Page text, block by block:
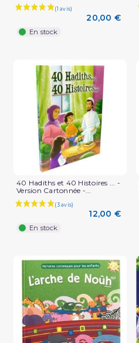
20,00 €
En stock
40 Hadiths et 40 Histoires ... -
Version Cartonnée -...
12,00 €
En stock